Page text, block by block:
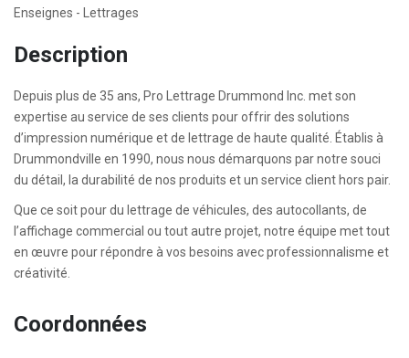
Enseignes - Lettrages
Description
Depuis plus de 35 ans, Pro Lettrage Drummond Inc. met son
expertise au service de ses clients pour offrir des solutions
d’impression numérique et de lettrage de haute qualité. Établis à
Drummondville en 1990, nous nous démarquons par notre souci
du détail, la durabilité de nos produits et un service client hors pair.
Que ce soit pour du lettrage de véhicules, des autocollants, de
l’affichage commercial ou tout autre projet, notre équipe met tout
en œuvre pour répondre à vos besoins avec professionnalisme et
créativité.
Coordonnées